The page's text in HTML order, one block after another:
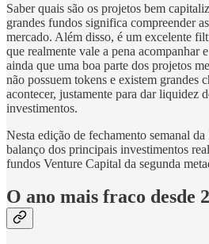
Saber quais são os projetos bem
grandes fundos significa compreender
mercado. Além disso, é um excelente
que realmente vale a pena acompanhar
ainda que uma boa parte dos projetos
não possuem tokens e existem grandes
acontecer, justamente para dar liquidez
investimentos.
Nesta edição de fechamento semanal
balanço dos principais investimentos
fundos Venture Capital da segunda
O ano mais fraco desde